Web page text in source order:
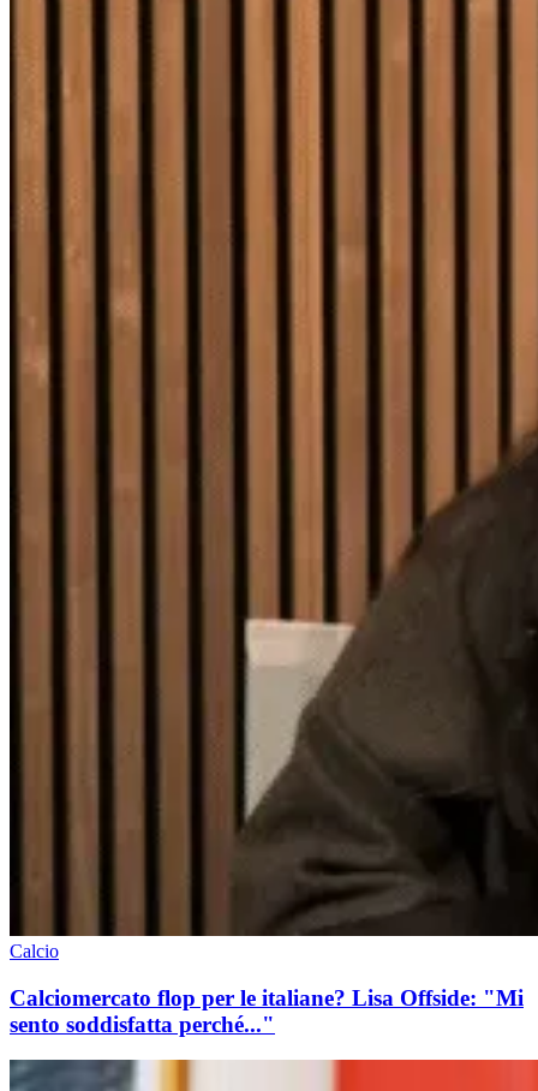
Calcio
Calciomercato flop per le italiane? Lisa Offside: "Mi
sento soddisfatta perché..."